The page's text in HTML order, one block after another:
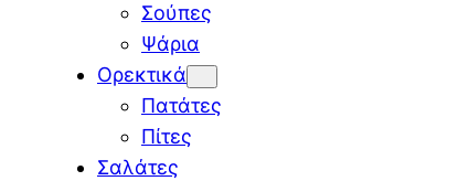
Σούπες
Ψάρια
Ορεκτικά
Πατάτες
Πίτες
Σαλάτες